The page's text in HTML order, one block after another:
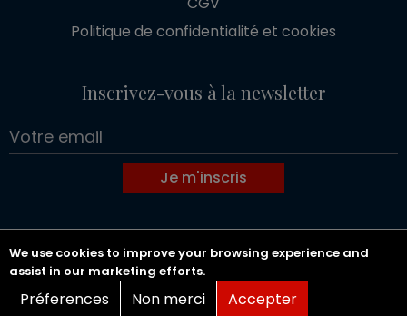
We use cookies to improve your browsing experience and
assist in our marketing efforts.
Préferences Non merci Accepter
Politique de confidentialité et cookies
Inscrivez-vous à la newsletter
Je m'inscris
Copyright 2026 GOLDWIN SOCIETE D'AVOCATS.
Tous droits réservés.